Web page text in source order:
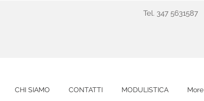
Tel. 347 5631587
CHI SIAMO CONTATTI MODULISTICA More